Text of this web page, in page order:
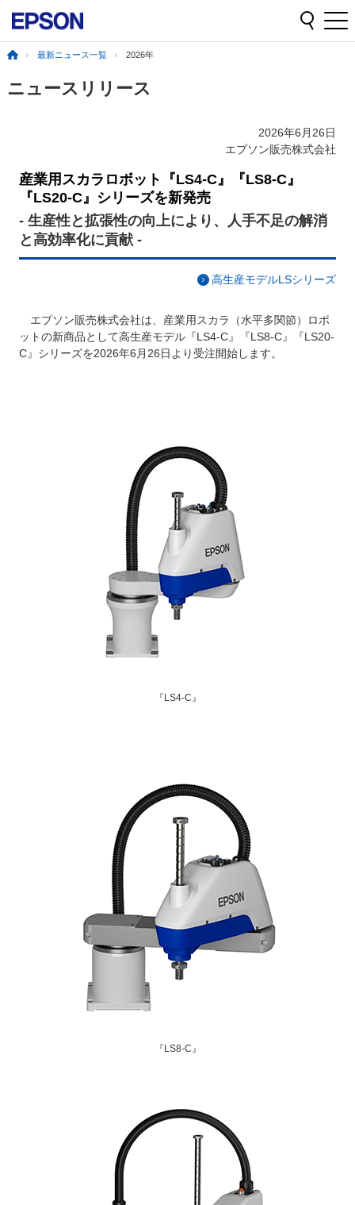
最新ニュース一覧 2026年
ニュースリリース
2026年6月26日
エプソン販売株式会社
産業用スカラロボット『LS4-C』『LS8-C』
『LS20-C』シリーズを新発売
- 生産性と拡張性の向上により、人手不足の解消
と高効率化に貢献 -
高生産モデルLSシリーズ
エプソン販売株式会社は、産業用スカラ（水平多関節）ロボ
ットの新商品として高生産モデル『LS4-C』『LS8-C』『LS20-
C』シリーズを2026年6月26日より受注開始します。
『LS4-C』
『LS8-C』